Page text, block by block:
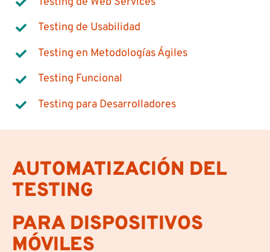
Testing de Usabilidad
Testing en Metodologías Ágiles
Testing Funcional
Testing para Desarrolladores
AUTOMATIZACIÓN DEL
TESTING
PARA DISPOSITIVOS
MÓVILES